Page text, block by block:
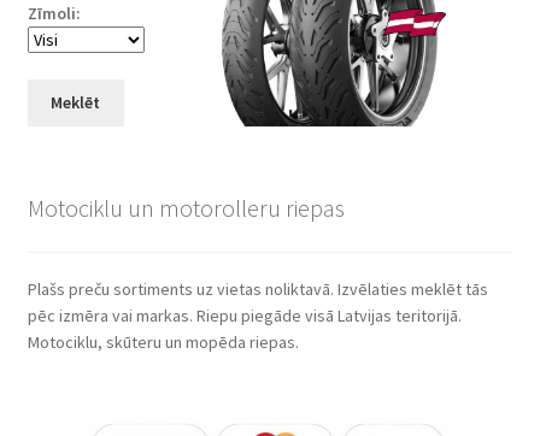
Zīmoli:
Meklēt
Motociklu un motorolleru riepas
Plašs preču sortiments uz vietas noliktavā. Izvēlaties meklēt tās
pēc izmēra vai markas. Riepu piegāde visā Latvijas teritorijā.
Motociklu, skūteru un mopēda riepas.